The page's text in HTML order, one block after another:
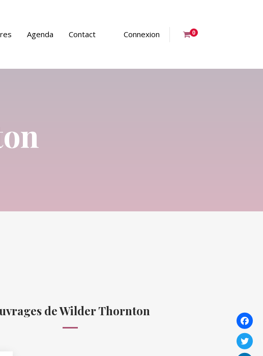
Agenda Contact Connexion 0
de Wilder Thornton